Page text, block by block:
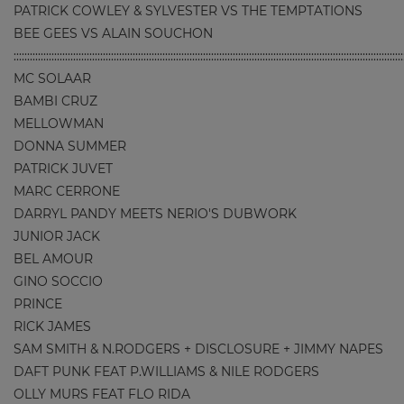
PATRICK COWLEY & SYLVESTER VS THE TEMPTATIONS
BEE GEES VS ALAIN SOUCHON
MC SOLAAR
BAMBI CRUZ
MELLOWMAN
DONNA SUMMER
PATRICK JUVET
MARC CERRONE
DARRYL PANDY MEETS NERIO'S DUBWORK
JUNIOR JACK
BEL AMOUR
GINO SOCCIO
PRINCE
RICK JAMES
SAM SMITH & N.RODGERS + DISCLOSURE + JIMMY NAPES
DAFT PUNK FEAT P.WILLIAMS & NILE RODGERS
OLLY MURS FEAT FLO RIDA